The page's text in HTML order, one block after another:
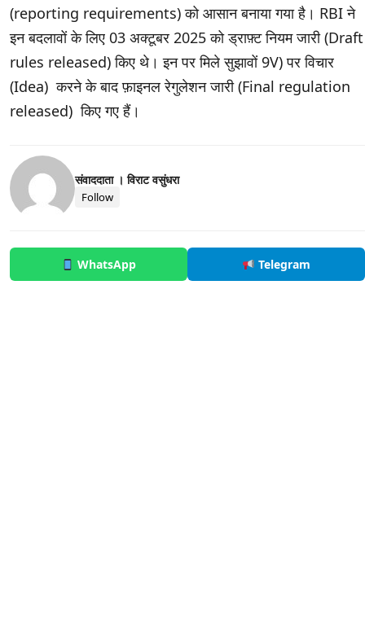
(reporting requirements) को आसान बनाया गया है। RBI ने
इन बदलावों के लिए 03 अक्टूबर 2025 को ड्राफ़्ट नियम जारी (Draft
rules released) किए थे। इन पर मिले सुझावों 9V) पर विचार
(Idea) करने के बाद फ़ाइनल रेगुलेशन जारी (Final regulation
released) किए गए हैं।
संवाददाता । विराट वसुंधरा
Follow
WhatsApp Telegram